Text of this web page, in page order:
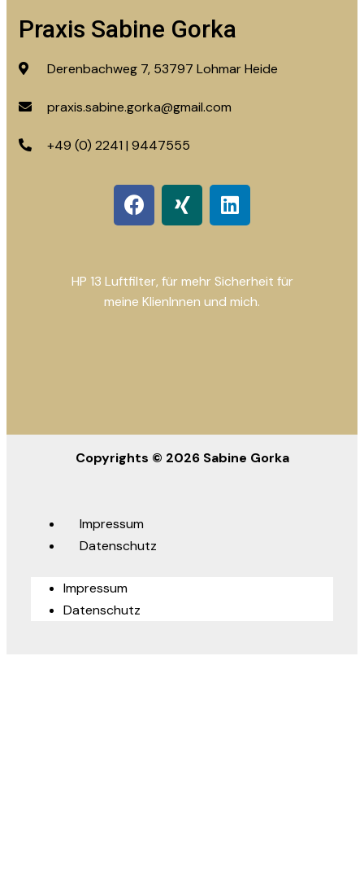
Praxis Sabine Gorka
Derenbachweg 7, 53797 Lohmar Heide
praxis.sabine.gorka@gmail.com
+49 (0) 2241 | 9447555
HP 13 Luftfilter, für mehr Sicherheit für
meine KlienInnen und mich.
Copyrights © 2026 Sabine Gorka
Impressum
Datenschutz
Impressum
Datenschutz